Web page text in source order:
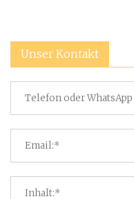
Unser Kontakt